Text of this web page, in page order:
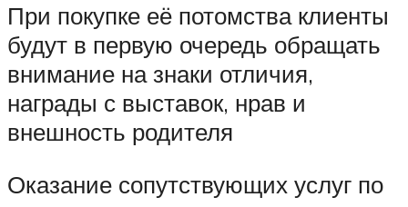
При покупке её потомства клиенты
будут в первую очередь обращать
внимание на знаки отличия,
награды с выставок, нрав и
внешность родителя
Оказание сопутствующих услуг по